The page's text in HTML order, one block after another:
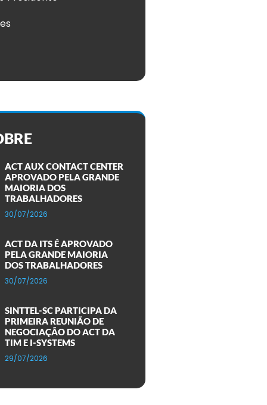
ACT AUX CONTACT CENTER
APROVADO PELA GRANDE
MAIORIA DOS
TRABALHADORES
30/07/2026
ACT DA ITS É APROVADO
PELA GRANDE MAIORIA
DOS TRABALHADORES
30/07/2026
SINTTEL-SC PARTICIPA DA
PRIMEIRA REUNIÃO DE
NEGOCIAÇÃO DO ACT DA
TIM E I-SYSTEMS
29/07/2026